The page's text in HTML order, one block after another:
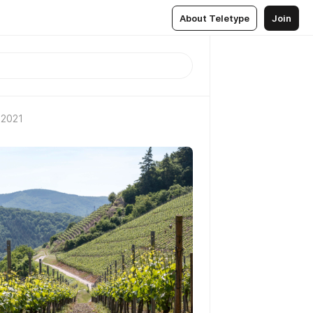
About Teletype Join